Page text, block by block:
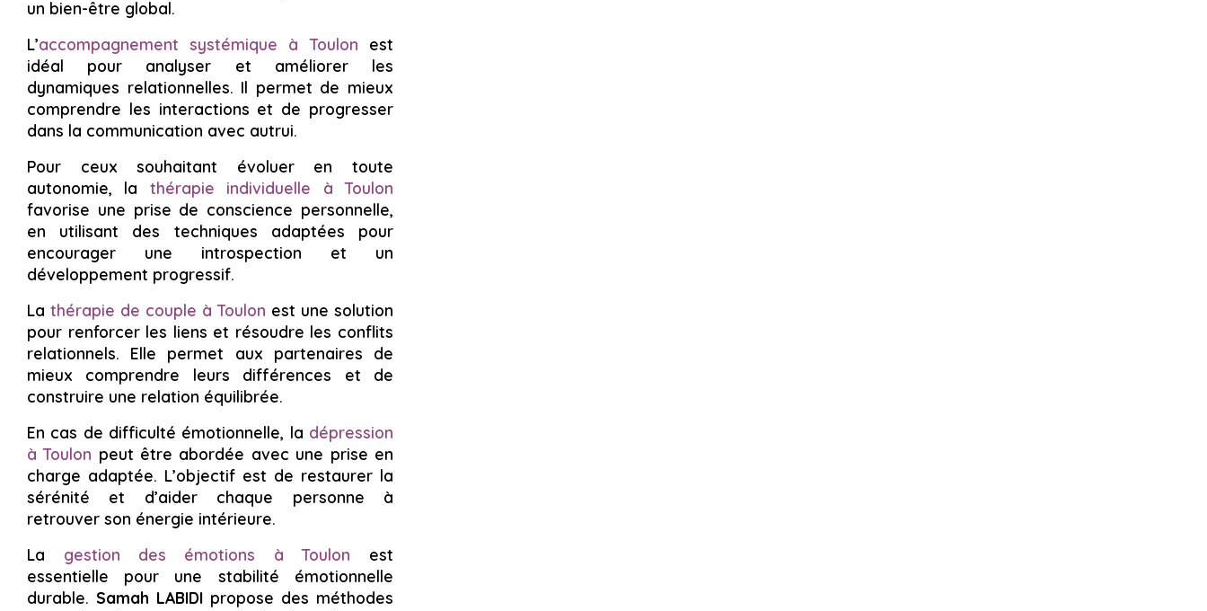
un bien-être global.
L’accompagnement systémique à Toulon est
idéal pour analyser et améliorer les
dynamiques relationnelles. Il permet de mieux
comprendre les interactions et de progresser
dans la communication avec autrui.
Pour ceux souhaitant évoluer en toute
autonomie, la thérapie individuelle à Toulon
favorise une prise de conscience personnelle,
en utilisant des techniques adaptées pour
encourager une introspection et un
développement progressif.
La thérapie de couple à Toulon est une solution
pour renforcer les liens et résoudre les conflits
relationnels. Elle permet aux partenaires de
mieux comprendre leurs différences et de
construire une relation équilibrée.
En cas de difficulté émotionnelle, la dépression
à Toulon peut être abordée avec une prise en
charge adaptée. L’objectif est de restaurer la
sérénité et d’aider chaque personne à
retrouver son énergie intérieure.
La gestion des émotions à Toulon est
essentielle pour une stabilité émotionnelle
durable. Samah LABIDI propose des méthodes